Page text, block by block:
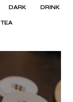
DARK DRINK
TEA